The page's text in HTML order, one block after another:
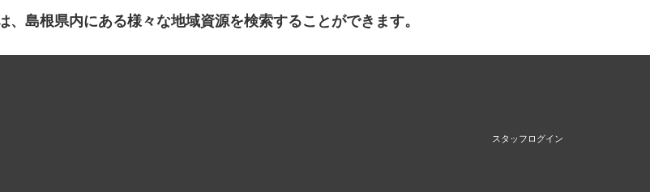
、島根県内にある様々な地域資源を検索することができます。
スタッフログイン